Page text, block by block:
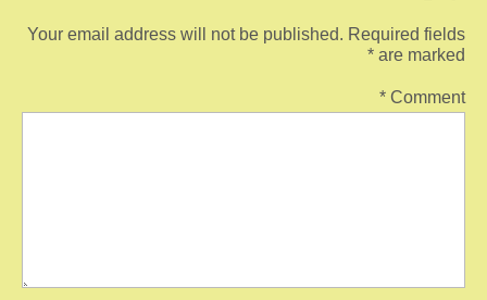
Your email address will not be published. Required fields
are marked
*
Comment
*